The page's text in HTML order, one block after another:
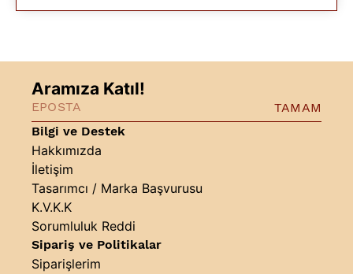
Bilgi ve Destek
Hakkımızda
İletişim
Tasarımcı / Marka Başvurusu
K.V.K.K
Sorumluluk Reddi
Sipariş ve Politikalar
Siparişlerim
Aramıza Katıl!
TAMAM